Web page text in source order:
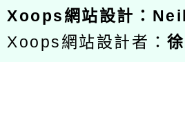
Xoops網站設計 ：
Xoops網站設計者：